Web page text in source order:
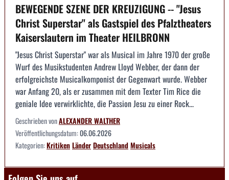
BEWEGENDE SZENE DER KREUZIGUNG -- "Jesus
Christ Superstar" als Gastspiel des Pfalztheaters
Kaiserslautern im Theater HEILBRONN
"Jesus Christ Superstar" war als Musical im Jahre 1970 der große
Wurf des Musikstudenten Andrew Lloyd Webber, der dann der
erfolgreichste Musicalkomponist der Gegenwart wurde. Webber
war Anfang 20, als er zusammen mit dem Texter Tim Rice die
geniale Idee verwirklichte, die Passion Jesu zu einer Rock...
Geschrieben vonALEXANDER WALTHER
Veröffentlichungsdatum:06.06.2026
Kategorien:KritikenLänderDeutschlandMusicals